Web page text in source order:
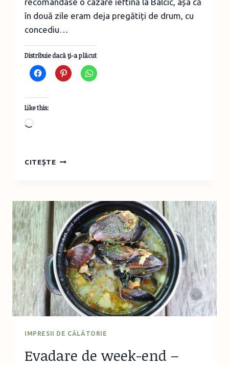
recomandase o cazare ieftină la Balcic, așa că
în două zile eram deja pregătiți de drum, cu
concediu…
Distribuie dacă ţi-a plăcut
Like this:
Loading…
CITEȘTEO
END
PRELUNGIT
LA
VECINII
NOȘTRI
BULGARI
IMPRESII DE CĂLĂTORIE
Evadare de week-end –